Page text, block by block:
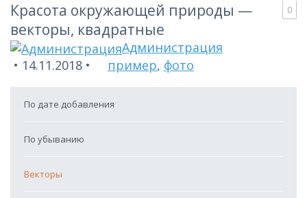
0
Красота окружающей природы —
векторы, квадратные
Администрация
14.11.2018
пример, фото
По дате добавления
По убыванию
Векторы